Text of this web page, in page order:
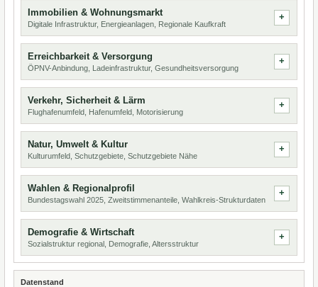
Immobilien & Wohnungsmarkt
Digitale Infrastruktur, Energieanlagen, Regionale Kaufkraft
Erreichbarkeit & Versorgung
ÖPNV-Anbindung, Ladeinfrastruktur, Gesundheitsversorgung
Verkehr, Sicherheit & Lärm
Flughafenumfeld, Hafenumfeld, Motorisierung
Natur, Umwelt & Kultur
Kulturumfeld, Schutzgebiete, Schutzgebiete Nähe
Wahlen & Regionalprofil
Bundestagswahl 2025, Zweitstimmenanteile, Wahlkreis-Strukturdaten
Demografie & Wirtschaft
Sozialstruktur regional, Demografie, Altersstruktur
Datenstand